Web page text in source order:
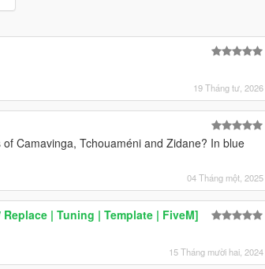
19 Tháng tư, 2026
Camavinga, Tchouaméni and Zidane? In blue
04 Tháng một, 2025
| Tuning | Template | FiveM]
15 Tháng mười hai, 2024